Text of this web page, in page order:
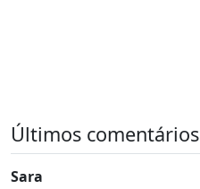
Últimos comentários
Sara